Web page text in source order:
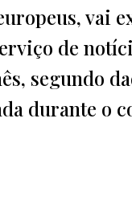
vai
de
segundo
durante o